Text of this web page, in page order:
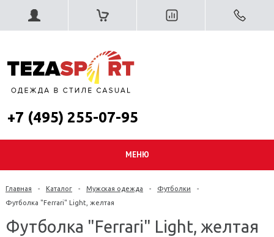
+7 (495) 255-07-95
МЕНЮ
Главная - Каталог - Мужская одежда - Футболки
-
Футболка "Ferrari" Light, желтая
Футболка "Ferrari" Light, желтая